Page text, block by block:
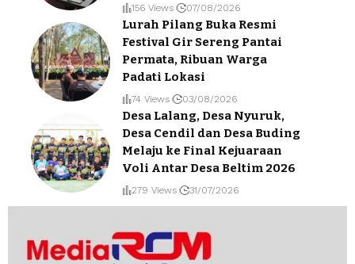
156 Views 07/08/2026
Lurah Pilang Buka Resmi
Festival Gir Sereng Pantai
Permata, Ribuan Warga
Padati Lokasi
74 Views 03/08/2026
Desa Lalang, Desa Nyuruk,
Desa Cendil dan Desa Buding
Melaju ke Final Kejuaraan
Voli Antar Desa Beltim 2026
279 Views 31/07/2026